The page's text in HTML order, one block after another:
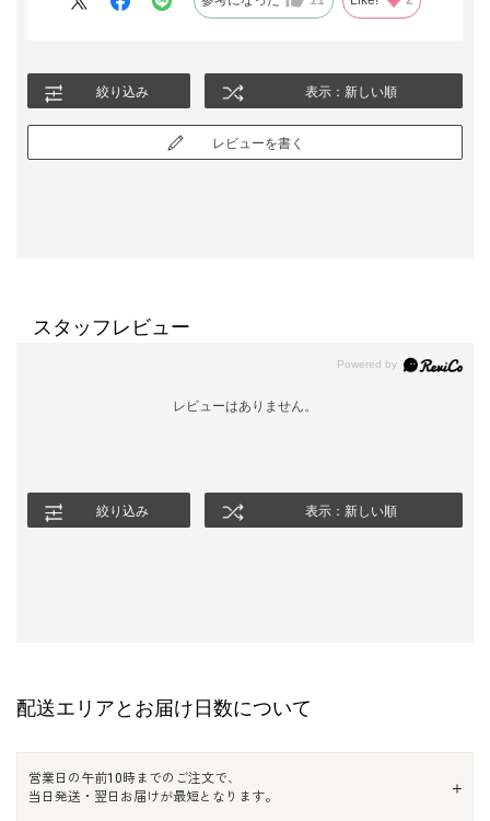
絞り込み 表示：新しい順
レビューを書く
スタッフレビュー
レビューはありません。
絞り込み 表示：新しい順
配送エリアとお届け日数について
営業日の午前10時までのご注文で、
当日発送・翌日お届けが最短となります。